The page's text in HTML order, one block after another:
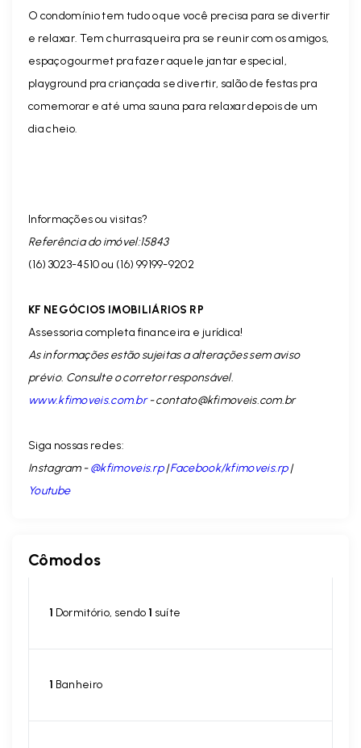
O condomínio tem tudo o que você precisa para se divertir
e relaxar. Tem churrasqueira pra se reunir com os amigos,
espaço gourmet pra fazer aquele jantar especial,
playground pra criançada se divertir, salão de festas pra
comemorar e até uma sauna para relaxar depois de um
dia cheio.
Informações ou visitas?
Referência do imóvel:15843
(16) 3023-4510 ou (16) 99199-9202
KF NEGÓCIOS IMOBILIÁRIOS RP
Assessoria completa financeira e jurídica!
As informações estão sujeitas a alterações sem aviso
prévio. Consulte o corretor responsável.
www.kfimoveis.com.br-contato@kfimoveis.com.br
Siga nossas redes:
Instagram -@kfimoveis.rp|Facebook/kfimoveis.rp|
Youtube
Cômodos
1 Dormitório, sendo1 suíte
1 Banheiro